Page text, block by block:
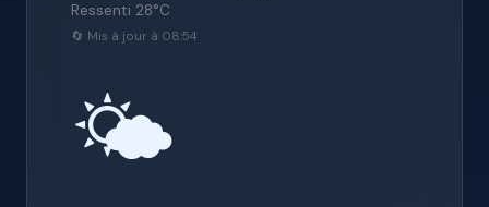
Ressenti 28°C
🔄 Mis à jour à 08:54
🌤️